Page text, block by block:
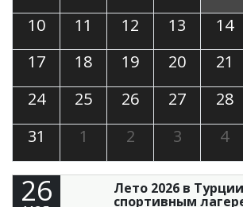
10
11 12 13 14
17
18 19 20 21
24
25 26 27 28
31
1 2 3 4
26 Лето 2026 в
спортивным